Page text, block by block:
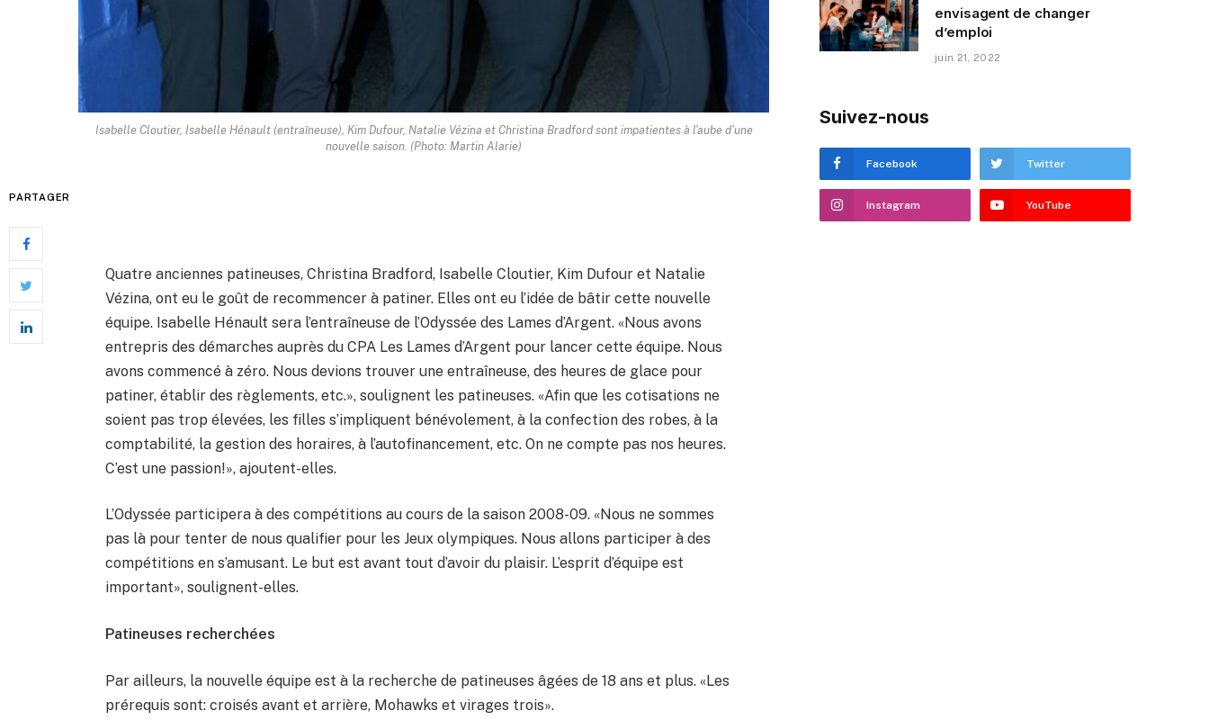
Isabelle Cloutier, Isabelle Hénault (entraîneuse), Kim Dufour, Natalie Vézina et Christina Bradford sont impatientes à l'aube d'une
nouvelle saison. (Photo: Martin Alarie)
PARTAGER
Quatre anciennes patineuses, Christina Bradford, Isabelle Cloutier, Kim Dufour et Natalie
Vézina, ont eu le goût de recommencer à patiner. Elles ont eu l’idée de bâtir cette nouvelle
équipe. Isabelle Hénault sera l’entraîneuse de l’Odyssée des Lames d’Argent. «Nous avons
entrepris des démarches auprès du CPA Les Lames d’Argent pour lancer cette équipe. Nous
avons commencé à zéro. Nous devions trouver une entraîneuse, des heures de glace pour
patiner, établir des règlements, etc.», soulignent les patineuses. «Afin que les cotisations ne
soient pas trop élevées, les filles s’impliquent bénévolement, à la confection des robes, à la
comptabilité, la gestion des horaires, à l’autofinancement, etc. On ne compte pas nos heures.
C’est une passion!», ajoutent-elles.
L’Odyssée participera à des compétitions au cours de la saison 2008-09. «Nous ne sommes
pas là pour tenter de nous qualifier pour les Jeux olympiques. Nous allons participer à des
compétitions en s’amusant. Le but est avant tout d’avoir du plaisir. L’esprit d’équipe est
important», soulignent-elles.
Patineuses recherchées
Par ailleurs, la nouvelle équipe est à la recherche de patineuses âgées de 18 ans et plus. «Les
prérequis sont: croisés avant et arrière, Mohawks et virages trois».
envisagent de changer
d’emploi
juin 21, 2022
Suivez-nous
Facebook Twitter
Instagram YouTube